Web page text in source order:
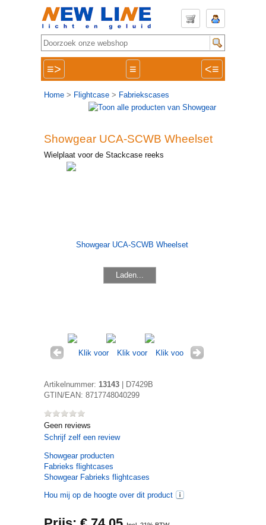
≡> ≡ <≡
Home > Flightcase > Fabriekscases
Showgear UCA-SCWB Wheelset
Wielplaat voor de Stackcase reeks
Laden...
Artikelnummer: 13143
D7429B
GTIN/EAN: 8717748040299
Geen reviews
Schrijf zelf een review
Showgearproducten
Fabrieks flightcases
Showgear Fabrieks flightcases
Hou mij op de hoogte over dit product